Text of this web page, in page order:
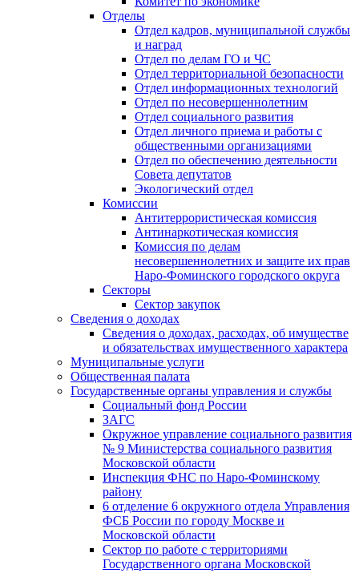
Отделы
Отдел кадров, муниципальной службы
и наград
Отдел по делам ГО и ЧС
Отдел территориальной безопасности
Отдел информационных технологий
Отдел по несовершеннолетним
Отдел социального развития
Отдел личного приема и работы с
общественными организациями
Отдел по обеспечению деятельности
Совета депутатов
Экологический отдел
Комиссии
Антитеррористическая комиссия
Антинаркотическая комиссия
Комиссия по делам
несовершеннолетних и защите их прав
Наро-Фоминского городского округа
Секторы
Сектор закупок
Сведения о доходах
Сведения о доходах, расходах, об имуществе
и обязательствах имущественного характера
Муниципальные услуги
Общественная палата
Государственные органы управления и службы
Социальный фонд России
ЗАГC
Окружное управление социального развития
№ 9 Министерства социального развития
Московской области
Инспекция ФНС по Наро-Фоминскому
району
6 отделение 6 окружного отдела Управления
ФСБ России по городу Москве и
Московской области
Сектор по работе с территориями
Государственного органа Московской